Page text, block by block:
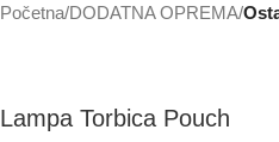
Početna DODATNA OPREMA
Lampa Torbica Pouch